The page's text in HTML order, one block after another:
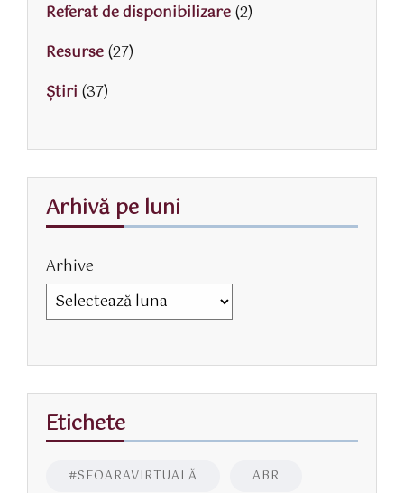
Referat de disponibilizare(2)
Resurse(27)
Știri (37)
Arhivă pe luni
Arhive
Etichete
#SFOARAVIRTUALĂ ABR